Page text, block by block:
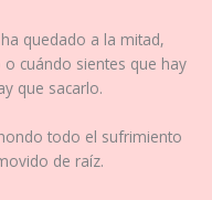
quedado a la mitad,
cuándo sientes que hay
que sacarlo.
todo el sufrimiento
de raíz.